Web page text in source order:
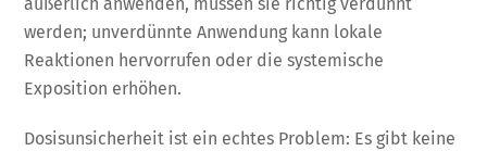
werden; unverdünnte Anwendung kann lokale
Reaktionen hervorrufen oder die systemische
Exposition erhöhen.
Dosisunsicherheit ist ein echtes Problem: Es gibt keine